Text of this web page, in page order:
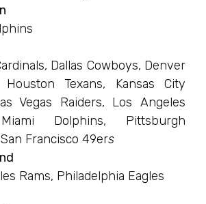
Dallas Cowboys, Denver
Houston Texans, Kansas City
Vegas Raiders, Los Angeles
Dolphins, Pittsburgh
Francisco 49ers
Rams, Philadelphia Eagles